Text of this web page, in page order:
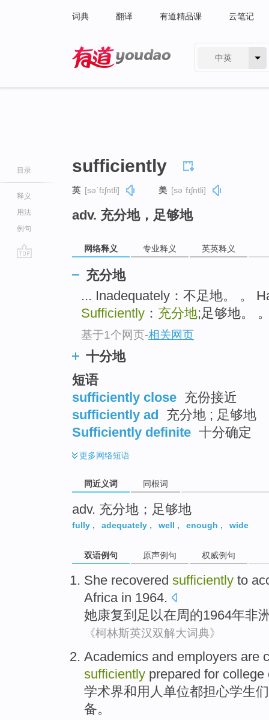
词典 翻译 有道精品课 云笔记
中英
目录
释义
用法
例句
sufficiently
英 [səˈfɪʃntli] 美 [səˈfɪʃntli]
adv. 充分地，足够地
网络释义 专业释义 英英释义
充分地
... Inadequately：不足地。 。
Sufficiently ： 充分地;足够地。
基于1个网页-相关网页
十分地
短语
sufficiently close 充份接近
sufficiently ad 充分地 ; 足够地
Sufficiently definite 十分确定
更多网络短语
同近义词 同根词
adv. 充分地；足够地
fully , adequately , well , enough , wide
双语例句 原声例句 权威例句
She recovered sufficiently to
Africain 1964.
她康复到 足以在周 的1964年非
《柯林斯英汉双解大词典》
Academics and employers are
sufficiently prepared for college
学术界和用人单位都担心学生们
备。